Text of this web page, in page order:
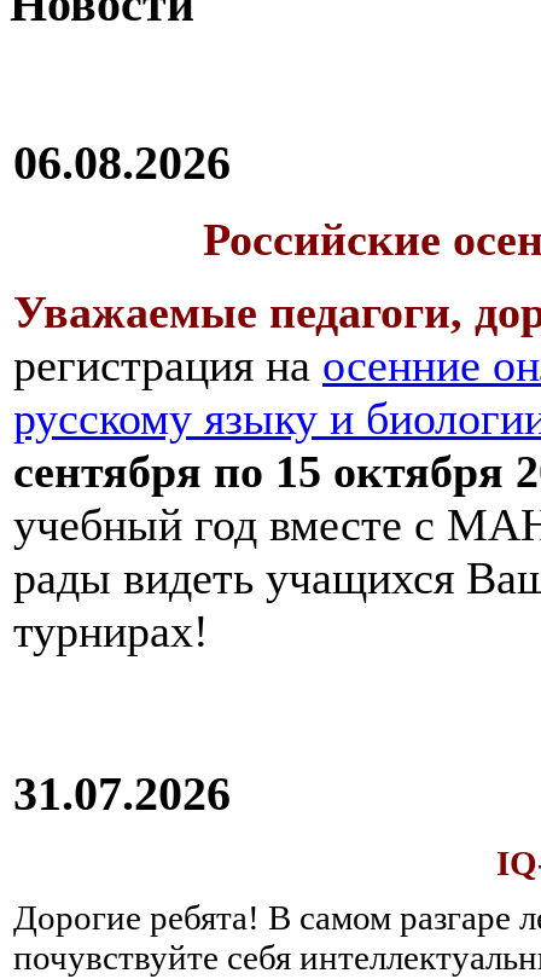
06.08.2026
Российские
Уважаемые педагоги,
регистрация на осенние
русскому языку и
сентября по 15 октября
учебный год вместе с
рады видеть учащихся
турнирах!
31.07.2026
Дорогие ребята! В самом разгаре
почувствуйте себя